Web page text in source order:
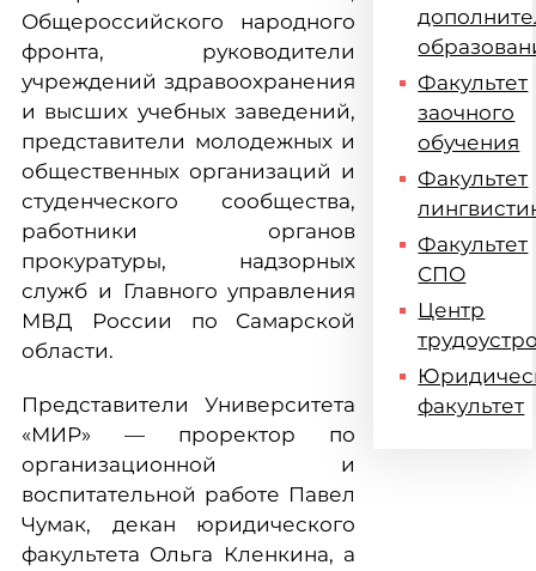
Общероссийского народного
фронта, руководители
учреждений здравоохранения
и высших учебных заведений,
представители молодежных и
общественных организаций и
студенческого сообщества,
работники органов
прокуратуры, надзорных
служб и Главного управления
МВД России по Самарской
области.
Представители Университета
«МИР» — проректор по
организационной и
воспитательной работе Павел
Чумак, декан юридического
факультета Ольга Кленкина, а
Факультет
заочного
обучения
Факультет
Факультет
СПО
Центр
факультет